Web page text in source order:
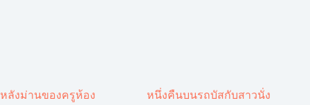
หลังม่านของครูห้อง
หนึ่งคืนบนรถบัสกับสาวนั่ง